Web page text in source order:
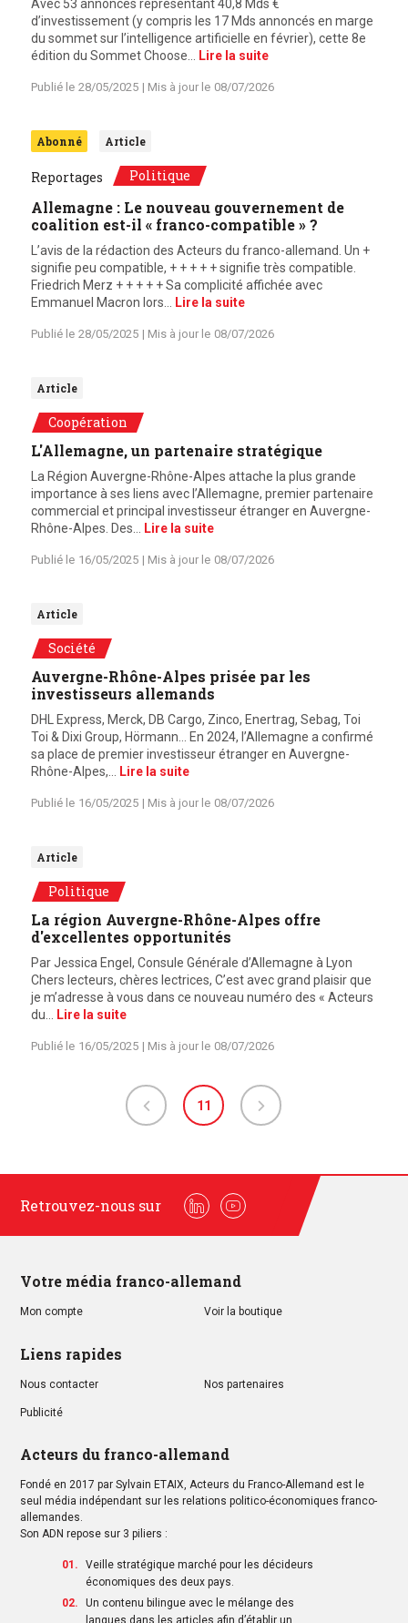
Avec 53 annonces représentant 40,8 Mds €
d’investissement (y compris les 17 Mds annoncés en marge
du sommet sur l’intelligence artificielle en février), cette 8e
édition du Sommet Choose…
Lire la suite
Publié le 28/05/2025 | Mis à jour le 08/07/2026
Abonné Article
Reportages Politique
Allemagne : Le nouveau gouvernement de
coalition est-il « franco-compatible » ?
L’avis de la rédaction des Acteurs du franco-allemand. Un +
signifie peu compatible, + + + + + signifie très compatible.
Friedrich Merz + + + + + Sa complicité affichée avec
Emmanuel Macron lors…
Lire la suite
Publié le 28/05/2025 | Mis à jour le 08/07/2026
Article
Coopération
L'Allemagne, un partenaire stratégique
La Région Auvergne-Rhône-Alpes attache la plus grande
importance à ses liens avec l’Allemagne, premier partenaire
commercial et principal investisseur étranger en Auvergne-
Rhône-Alpes. Des…
Lire la suite
Publié le 16/05/2025 | Mis à jour le 08/07/2026
Article
Société
Auvergne-Rhône-Alpes prisée par les
investisseurs allemands
DHL Express, Merck, DB Cargo, Zinco, Enertrag, Sebag, Toi
Toi & Dixi Group, Hörmann… En 2024, l’Allemagne a confirmé
sa place de premier investisseur étranger en Auvergne-
Rhône-Alpes,…
Lire la suite
Publié le 16/05/2025 | Mis à jour le 08/07/2026
Article
Politique
La région Auvergne-Rhône-Alpes offre
d'excellentes opportunités
Par Jessica Engel, Consule Générale d’Allemagne à Lyon
Chers lecteurs, chères lectrices, C’est avec grand plaisir que
je m’adresse à vous dans ce nouveau numéro des « Acteurs
du…
Lire la suite
Publié le 16/05/2025 | Mis à jour le 08/07/2026
11
Retrouvez-nous sur
LinkedinYoutube
Votre média franco-allemand
Mon compte Voir la boutique
Liens rapides
Nous contacter Nos partenaires
Publicité
Acteurs du franco-allemand
Fondé en 2017 par Sylvain ETAIX, Acteurs du Franco-Allemand est le
seul média indépendant sur les relations politico-économiques franco-
allemandes.
Son ADN repose sur 3 piliers :
Veille stratégique marché pour les décideurs
économiques des deux pays.
Un contenu bilingue avec le mélange des
langues dans les articles afin d’établir un